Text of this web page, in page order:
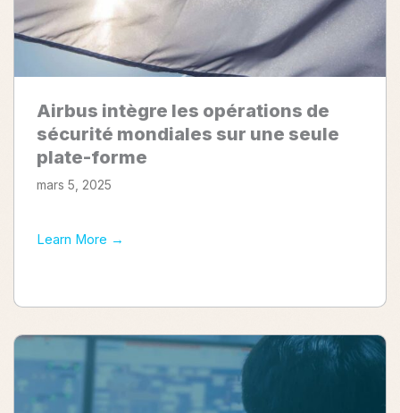
Airbus intègre les opérations de
sécurité mondiales sur une seule
plate-forme
mars 5, 2025
Learn More →
opérations
de
mondiales